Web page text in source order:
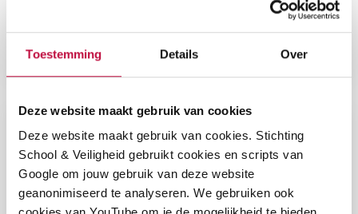
Toestemming Details Over
Deze website maakt gebruik van cookies
Deze website maakt gebruik van cookies. Stichting
School & Veiligheid gebruikt cookies en scripts van
Google om jouw gebruik van deze website
geanonimiseerd te analyseren. We gebruiken ook
veerkracht te versterken. Wat is hun rol en wat werkt?
Je leest het in dit artikel.
Lees
meer
over
Video:
aanpakken
seksueel
Video
Video: aanpakken seksueel
grensoverschrijdend gedrag